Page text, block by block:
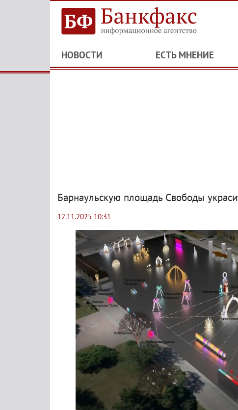
НОВОСТИ ЕСТЬ МНЕНИЕ
Барнаульскую площадь Свободы
12.11.2025 10:31